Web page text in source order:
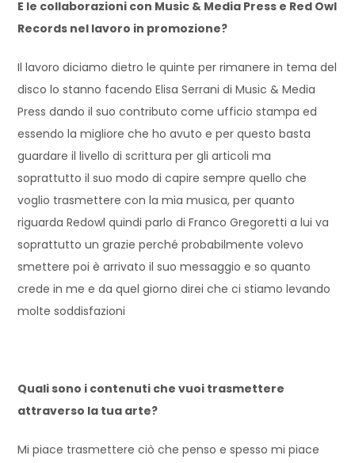
E le collaborazioni con Music & Media Press e Red Owl
Records nel lavoro in promozione?
Il lavoro diciamo dietro le quinte per rimanere in tema del
disco lo stanno facendo Elisa Serrani di Music & Media
Press dando il suo contributo come ufficio stampa ed
essendo la migliore che ho avuto e per questo basta
guardare il livello di scrittura per gli articoli ma
soprattutto il suo modo di capire sempre quello che
voglio trasmettere con la mia musica, per quanto
riguarda Redowl quindi parlo di Franco Gregoretti a lui va
soprattutto un grazie perché probabilmente volevo
smettere poi è arrivato il suo messaggio e so quanto
crede in me e da quel giorno direi che ci stiamo levando
molte soddisfazioni
Quali sono i contenuti che vuoi trasmettere
attraverso la tua arte?
Mi piace trasmettere ciò che penso e spesso mi piace